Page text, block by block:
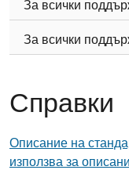
За всички
За всички
Справки
Описание на
използва за